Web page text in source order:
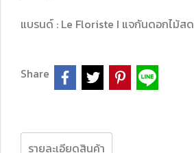
แบรนด์ : Le Floriste I แจกันดอกไม้สด
Share
รายละเอียดสินค้า